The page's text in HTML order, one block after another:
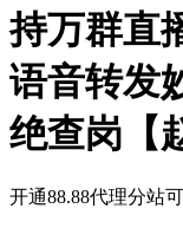
持万群直
语音转发
绝查岗【
开通88.88代理分站